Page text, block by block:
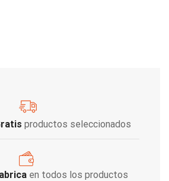
productos seleccionados
en todos los productos